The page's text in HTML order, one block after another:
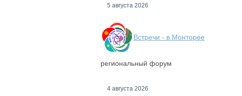
5 августа 2026
Встречи - в Монторее
региональный форум
4 августа 2026